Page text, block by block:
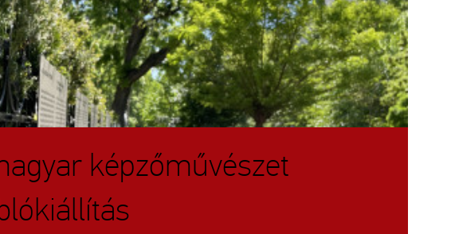
képzőművészet